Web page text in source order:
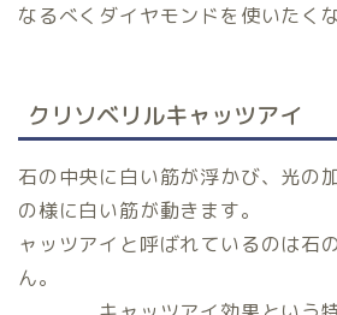
なるべくダイヤモンドを使いたく
クリソベリルキャッツアイ
石の中央に白い筋が浮かび、光の
の様に白い筋が動きます
ャッツアイと呼ばれているのは石
ん